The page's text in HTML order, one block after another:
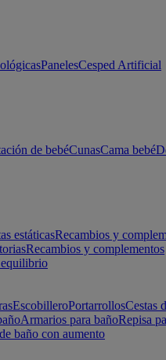
PanelesCesped Artificial
de bebéCunasCama bebé
estáticasRecambios y
Recambios y complementos
equilibrio
EscobilleroPortarrollosCestas
Armarios para bañoRepisa
baño con aumento